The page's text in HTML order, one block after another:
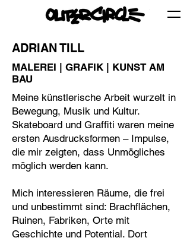
ADRIAN TILL
MALEREI | GRAFIK | KUNST AM
BAU
Meine künstlerische Arbeit wurzelt in
Bewegung, Musik und Kultur.
Skateboard und Graffiti waren meine
ersten Ausdrucksformen – Impulse,
die mir zeigten, dass Unmögliches
möglich werden kann.
Mich interessieren Räume, die frei
und unbestimmt sind: Brachflächen,
Ruinen, Fabriken, Orte mit
Geschichte und Potential. Dort